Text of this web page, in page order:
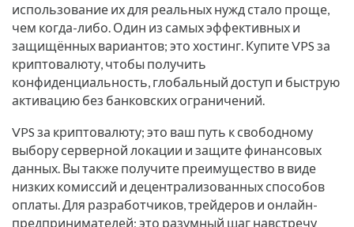
использование их для реальных нужд стало проще,
чем когда-либо. Один из самых эффективных и
защищённых вариантов; это хостинг. Купите VPS за
криптовалюту, чтобы получить
конфиденциальность, глобальный доступ и быструю
активацию без банковских ограничений.
VPS за криптовалюту; это ваш путь к свободному
выбору серверной локации и защите финансовых
данных. Вы также получите преимущество в виде
низких комиссий и децентрализованных способов
оплаты. Для разработчиков, трейдеров и онлайн-
предпринимателей; это разумный шаг навстречу